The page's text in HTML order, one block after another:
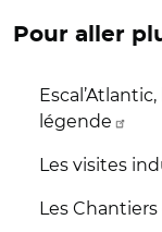
Pour aller
légende
Les visites
Les